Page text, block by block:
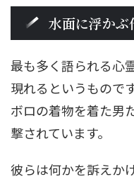
水面に浮かぶ
最も多く語られる心
現れるというもので
ボロの着物を着た男
撃されています。
彼らは何かを訴えか